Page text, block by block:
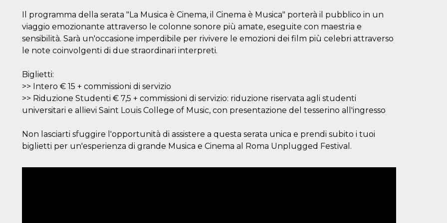
Il programma della serata "La Musica è Cinema, il Cinema è Musica" porterà il pubblico in un
viaggio emozionante attraverso le colonne sonore più amate, eseguite con maestria e
sensibilità. Sarà un'occasione imperdibile per rivivere le emozioni dei film più celebri attraverso
le note coinvolgenti di due straordinari interpreti.
Biglietti:
>> Intero € 15 + commissioni di servizio
>> Riduzione Studenti € 7,5 + commissioni di servizio: riduzione riservata agli studenti
universitari e allievi Saint Louis College of Music, con presentazione del tesserino all'ingresso
Non lasciarti sfuggire l'opportunità di assistere a questa serata unica e prendi subito i tuoi
biglietti per un'esperienza di grande Musica e Cinema al Roma Unplugged Festival.